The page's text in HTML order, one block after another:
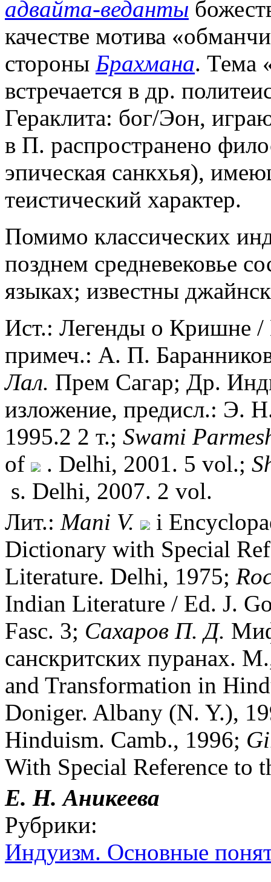
адвайта-веданты
качестве мотива
стороны Брахмана. Тема
встречается в др.
Гераклита: бог/Эон,
в П. распространено
эпическая санкхья),
теистический характер.
Помимо классических
позднем средневековье
языках; известны
Ист.: Легенды о Кришне /
примеч.: А. П.
Лал. Прем Сагар; Др.
изложение, предисл.: Э.
1995.2 2 т.; Swami
of
. Delhi, 2001. 5 vol.;
s. Delhi, 2007. 2 vol.
Лит.: Mani V.
i
Dictionary with Special
Literature. Delhi, 1975;
Indian Literature / Ed. J.
Fasc. 3; Сахаров П. Д.
санскритских пуранах.
and Transformation in
Doniger. Albany (N. Y.),
Hinduism. Camb., 1996;
With Special Reference to
Е. Н. Аникеева
Рубрики:
Индуизм. Основные